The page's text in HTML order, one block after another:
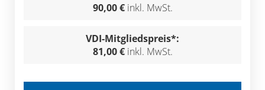
90,00 € inkl. MwSt.
VDI-Mitgliedspreis*:
81,00 € inkl. MwSt.